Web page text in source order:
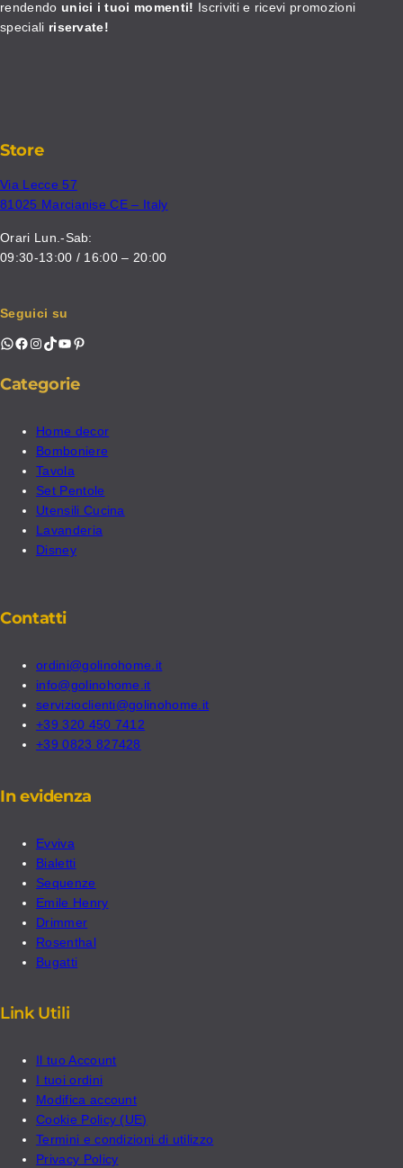
rendendo unici i tuoi momenti! Iscriviti e ricevi promozioni
speciali riservate!
Store
Via Lecce 57
81025 Marcianise CE – Italy
Orari Lun.-Sab:
09:30-13:00 / 16:00 – 20:00
Seguici su
WhatsApp Facebook Instagram TikTok YouTube Pinterest
Categorie
Home decor
Bomboniere
Tavola
Set Pentole
Utensili Cucina
Lavanderia
Disney
Contatti
ordini@golinohome.it
info@golinohome.it
servizioclienti@golinohome.it
+39 320 450 7412
+39 0823 827428
In evidenza
Evviva
Bialetti
Sequenze
Emile Henry
Drimmer
Rosenthal
Bugatti
Link Utili
Il tuo Account
I tuoi ordini
Modifica account
Cookie Policy (UE)
Termini e condizioni di utilizzo
Privacy Policy